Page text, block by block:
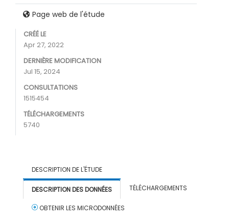
Page web de l'étude
CRÉÉ LE
Apr 27, 2022
DERNIÈRE MODIFICATION
Jul 15, 2024
CONSULTATIONS
1515454
TÉLÉCHARGEMENTS
5740
DESCRIPTION DE L'ÉTUDE
DESCRIPTION DES DONNÉES TÉLÉCHARGEMENTS
OBTENIR LES MICRODONNÉES